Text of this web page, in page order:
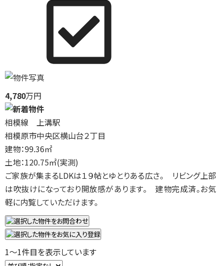
4,780万円
相模線 上溝駅
相模原市中央区横山台２丁目
建物：99.36㎡
土地：120.75㎡(実測)
ご家族が集まるLDKは１９帖とゆとりある広さ。 リビング上部
は吹抜けになっており開放感があります。 建物完成済。お気
軽に内覧していただけます。
1～1件目を表示しています